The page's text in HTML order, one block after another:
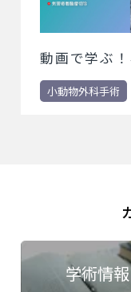
動画で学ぶ
小動物外科手術
学術情報